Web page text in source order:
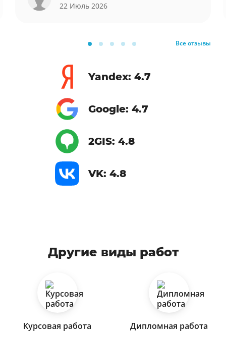
22 Июль 2026
Все отзывы
Yandex: 4.7
Google: 4.7
2GIS: 4.8
VK: 4.8
Другие виды работ
Курсовая работа Дипломная работа